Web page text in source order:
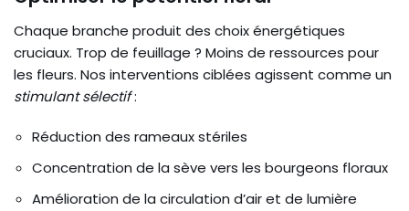
Chaque branche produit des choix énergétiques
cruciaux. Trop de feuillage ? Moins de ressources pour
les fleurs. Nos interventions ciblées agissent comme un
stimulant sélectif:
Réduction des rameaux stériles
Concentration de la sève vers les bourgeons floraux
Amélioration de la circulation d’air et de lumière